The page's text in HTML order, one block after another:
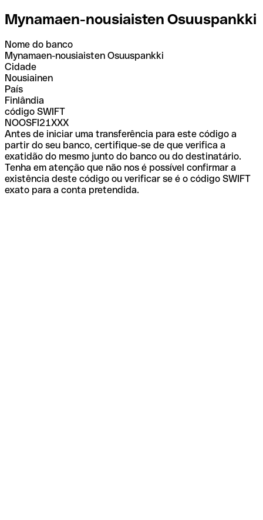
Mynamaen-nousiaisten Osuuspankki
Nome do banco
Mynamaen-nousiaisten Osuuspankki
Cidade
Nousiainen
País
Finlândia
código SWIFT
NOOSFI21XXX
Antes de iniciar uma transferência para este código a
partir do seu banco, certifique-se de que verifica a
exatidão do mesmo junto do banco ou do destinatário.
Tenha em atenção que não nos é possível confirmar a
existência deste código ou verificar se é o código SWIFT
exato para a conta pretendida.